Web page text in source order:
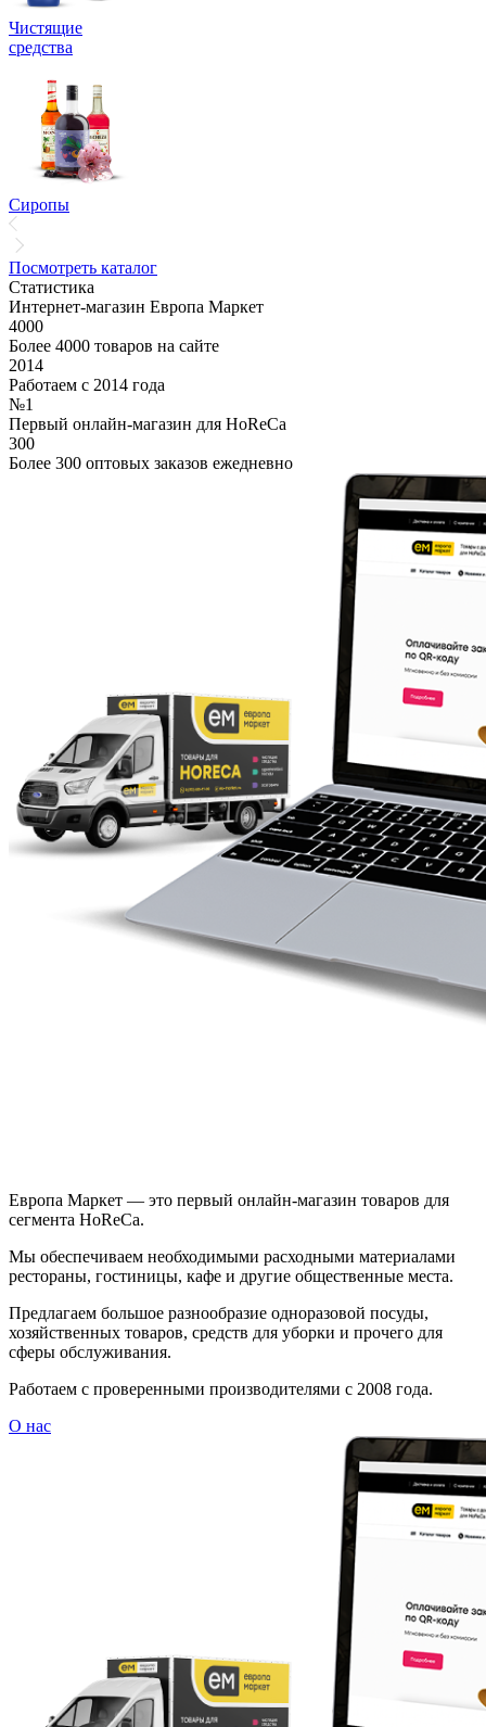
Чистящие
средства
Сиропы
Посмотреть каталог
Статистика
Интернет-магазин Европа Маркет
4000
Более 4000 товаров на сайте
2014
Работаем с 2014 года
№1
Первый онлайн-магазин для HoReCa
300
Более 300 оптовых заказов ежедневно
Европа Маркет — это первый онлайн-магазин товаров для
сегмента HoReCa.
Мы обеспечиваем необходимыми расходными материалами
рестораны, гостиницы, кафе и другие общественные места.
Предлагаем большое разнообразие одноразовой посуды,
хозяйственных товаров, средств для уборки и прочего для
сферы обслуживания.
Работаем с проверенными производителями с 2008 года.
О нас